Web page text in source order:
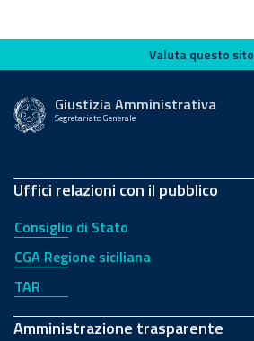
Valuta questo sito
Valuta questo sito
Giustizia Amministrativa
Segretariato Generale
Uffici relazioni con il pubblico
Consiglio di Stato
CGA Regione siciliana
TAR
Amministrazione trasparente